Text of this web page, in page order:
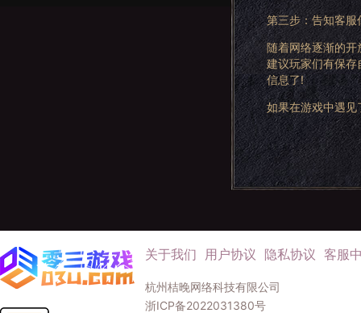
第三步：告知客
随着网络逐渐的
建议玩家们有保
信息了!
如果在游戏中遇
关于我们 用户协议 隐私协议 客服
杭州桔晚网络科技有限公司
浙ICP备2022031380号